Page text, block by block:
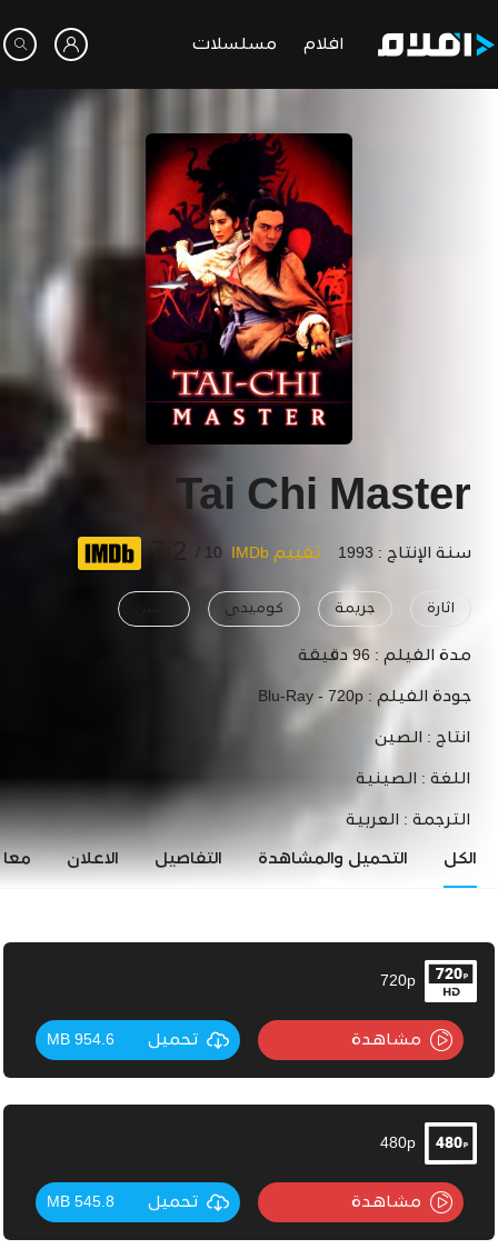
افلام مسلسلات
Tai Chi Master
سنة الإنتاج : 1993 تقييم IMDb 10 /
7.2
اثارة جريمة كوميدي
مدة الفيلم : 96 دقيقة
جودة الفيلم : Blu-Ray - 720p
انتاج : الصين
اللغة : الصينية
الترجمة : العربية
الكل التحميل والمشاهدة التفاصيل الاعلان
720p
مشاهدة تحميل 954.6 MB
480p
مشاهدة تحميل 545.8 MB